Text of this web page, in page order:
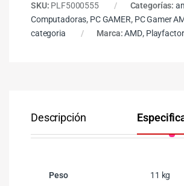
SKU: PLF5000555 Categorías:
Computadoras, PC GAMER, PC Gamer
categoria
Marca:AMD,
Descripción
Peso 11 kg